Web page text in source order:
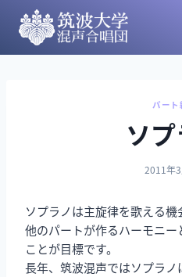
パート
ソ
2011年
ソプラノは主旋律を歌える機
他のパートが作るハーモニ
ことが目標です。
長年、筑波混声ではソプラ